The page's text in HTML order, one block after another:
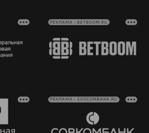
РЕКЛАМА • BETBOOM.RU
РЕКЛАМА • SOVCOMBANK.RU